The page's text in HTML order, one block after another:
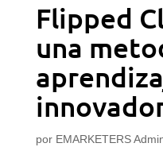
Flipped
una
por EMARKETERS